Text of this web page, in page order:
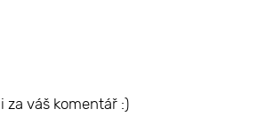
za váš komentář :)